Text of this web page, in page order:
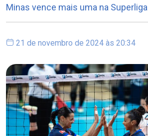
Minas vence mais uma na Superliga
21 de novembro de 2024 às 20:34